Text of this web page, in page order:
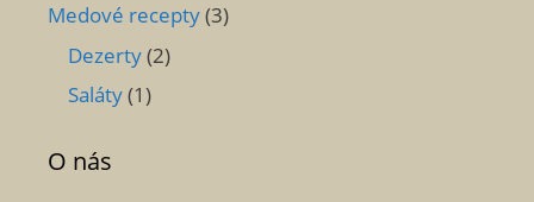
Medové recepty(3)
Dezerty(2)
Saláty(1)
O nás